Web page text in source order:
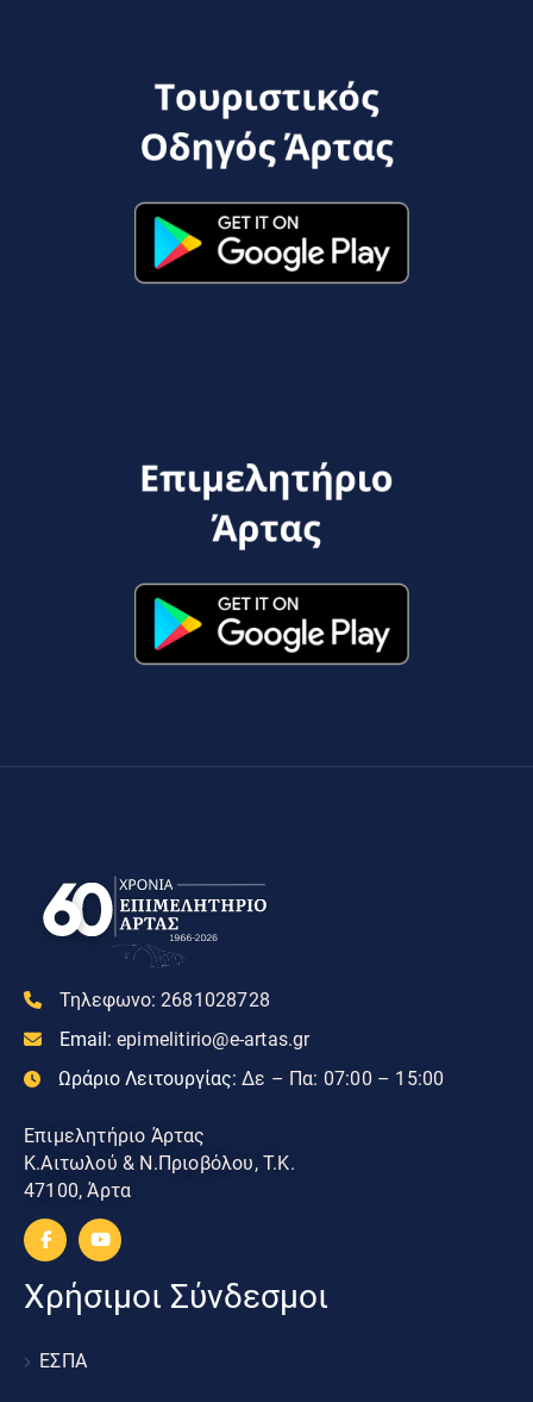
Τηλεφωνο: 2681028728
Email: epimelitirio@e-artas.gr
Ωράριο Λειτουργίας: Δε – Πα: 07:00 – 15:00
Επιμελητήριο Άρτας
Κ.Αιτωλού & Ν.Πριοβόλου, Τ.Κ.
47100, Άρτα
Χρήσιμοι Σύνδεσμοι
ΕΣΠΑ